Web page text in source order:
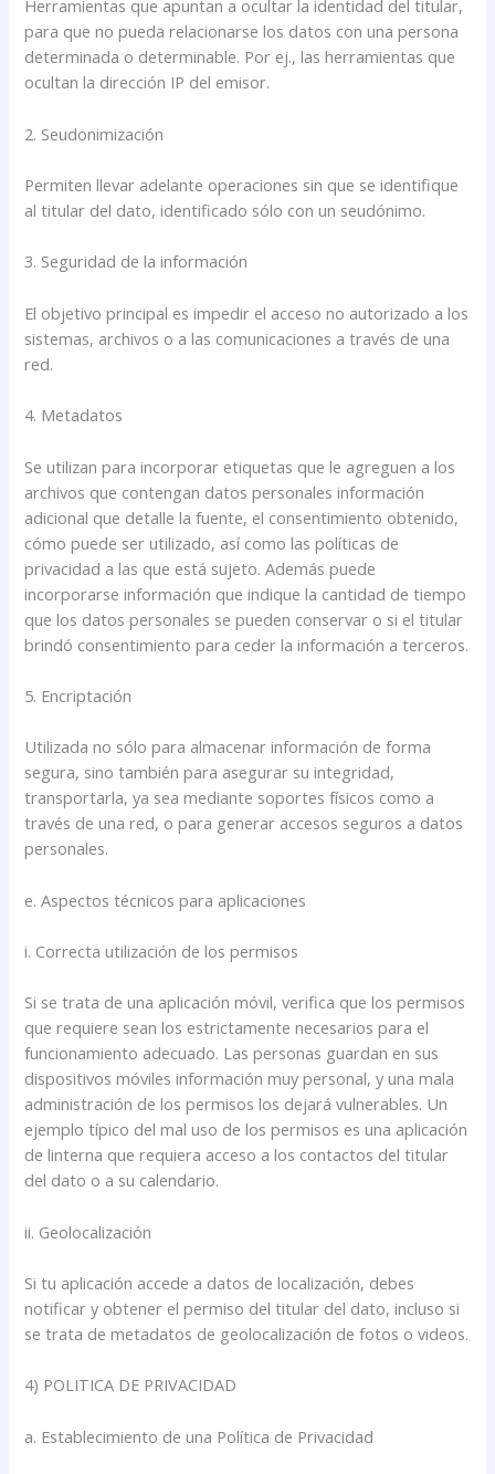
Herramientas que apuntan a ocultar la identidad del titular,
para que no pueda relacionarse los datos con una persona
determinada o determinable. Por ej., las herramientas que
ocultan la dirección IP del emisor.
2. Seudonimización
Permiten llevar adelante operaciones sin que se identifique
al titular del dato, identificado sólo con un seudónimo.
3. Seguridad de la información
El objetivo principal es impedir el acceso no autorizado a los
sistemas, archivos o a las comunicaciones a través de una
red.
4. Metadatos
Se utilizan para incorporar etiquetas que le agreguen a los
archivos que contengan datos personales información
adicional que detalle la fuente, el consentimiento obtenido,
cómo puede ser utilizado, así como las políticas de
privacidad a las que está sujeto. Además puede
incorporarse información que indique la cantidad de tiempo
que los datos personales se pueden conservar o si el titular
brindó consentimiento para ceder la información a terceros.
5. Encriptación
Utilizada no sólo para almacenar información de forma
segura, sino también para asegurar su integridad,
transportarla, ya sea mediante soportes físicos como a
través de una red, o para generar accesos seguros a datos
personales.
e. Aspectos técnicos para aplicaciones
i. Correcta utilización de los permisos
Si se trata de una aplicación móvil, verifica que los permisos
que requiere sean los estrictamente necesarios para el
funcionamiento adecuado. Las personas guardan en sus
dispositivos móviles información muy personal, y una mala
administración de los permisos los dejará vulnerables. Un
ejemplo típico del mal uso de los permisos es una aplicación
de linterna que requiera acceso a los contactos del titular
del dato o a su calendario.
ii. Geolocalización
Si tu aplicación accede a datos de localización, debes
notificar y obtener el permiso del titular del dato, incluso si
se trata de metadatos de geolocalización de fotos o videos.
4) POLITICA DE PRIVACIDAD
a. Establecimiento de una Política de Privacidad